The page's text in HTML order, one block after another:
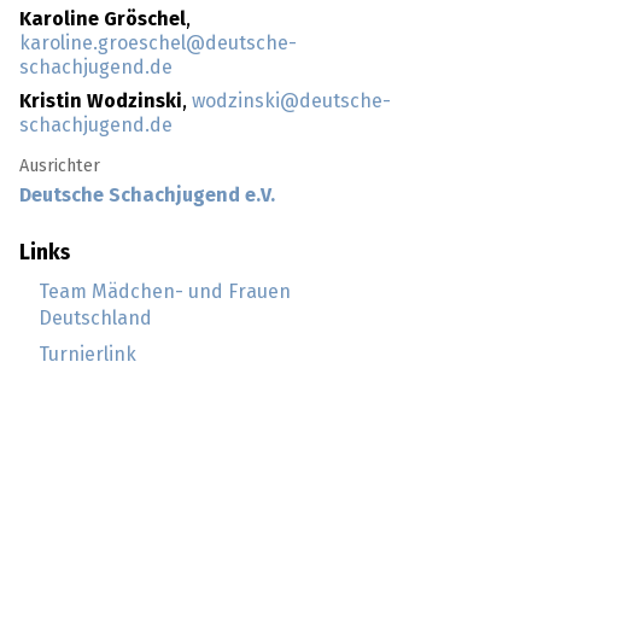
Karoline Gröschel,
karoline.groeschel@deutsche-
schachjugend.de
Kristin Wodzinski, wodzinski@deutsche-
schachjugend.de
Ausrichter
Deutsche Schachjugend e.V.
Links
Team Mädchen- und Frauen
Deutschland
Turnierlink